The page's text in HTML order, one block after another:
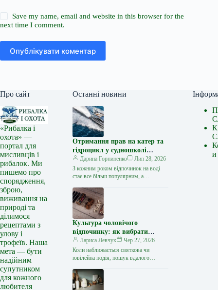
Save my name, email and website in this browser for the
next time I comment.
Опублікувати коментар
Про сайт
«Рибалка і
охота» —
портал для
мисливців і
рибалок. Ми
пишемо про
спорядження,
зброю,
виживання на
природі та
ділимося
рецептами з
улову і
трофеїв. Наша
мета — бути
надійним
супутником
для кожного
любителя
Останні новини
Отримання прав на катер та
гідроцикл у судношколі
«Либідь-А»: від теорії до
іспиту
Дарина Горпиненко
Лип 28, 2026
З кожним роком відпочинок на воді
стає все більш популярним, а
чи гідроциклом відкриває нові
горизонти…
Культура чоловічого
відпочинку: як вибрати
стильний та корисний
подарунок
Лариса Левчук
Чер 27, 2026
Коли наближається святкова чи
ювілейна подія, пошук вдалого
близької людини нерідко
перетворюється на складне завдання.
и